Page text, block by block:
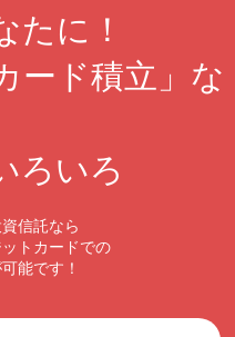
たに！
ード積立」な
ろいろ
信託なら
トカードでの
能です！